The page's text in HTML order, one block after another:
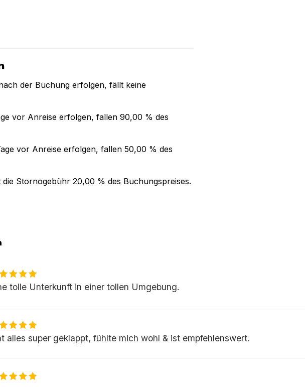
der Buchung erfolgen, fällt keine
vor Anreise erfolgen, fallen 90,00 % des
vor Anreise erfolgen, fallen 50,00 % des
die Stornogebühr 20,00 % des Buchungspreises.
tolle Unterkunft in einer tollen Umgebung.
alles super geklappt, fühlte mich wohl & ist empfehlenswert.